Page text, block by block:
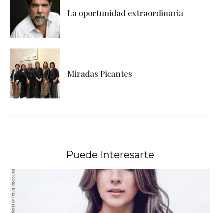
La oportunidad extraordinaria
Miradas Picantes
Puede Interesarte